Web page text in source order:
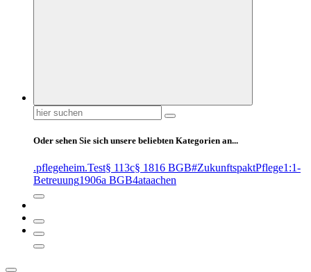
Suchen
nach:
Oder sehen Sie sich unsere beliebten Kategorien an...
.pflegeheim.Test§ 113c§ 1816 BGB#ZukunftspaktPflege1:1-
Betreuung1906a BGB4ataachen